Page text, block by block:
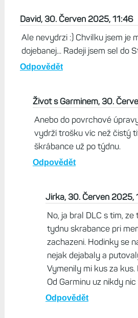
David, 30. Červen 2025, 11:46
Ale nevydrzi :) Chvilku jsem je
dojebanej... Radeji jsem sel do
Odpovědět
Život s Garminem, 30.
Anebo do povrchové
vydrží trošku víc než čistý
škrábance už po týdnu.
Odpovědět
Jirka, 30. Červen 2025,
No, ja bral DLC s tim, ze
tydnu skrabance pri
zachazeni. Hodinky se
nejak dejabaly a
Vymenily mi kus za kus.
Od Garminu uz nikdy
Odpovědět